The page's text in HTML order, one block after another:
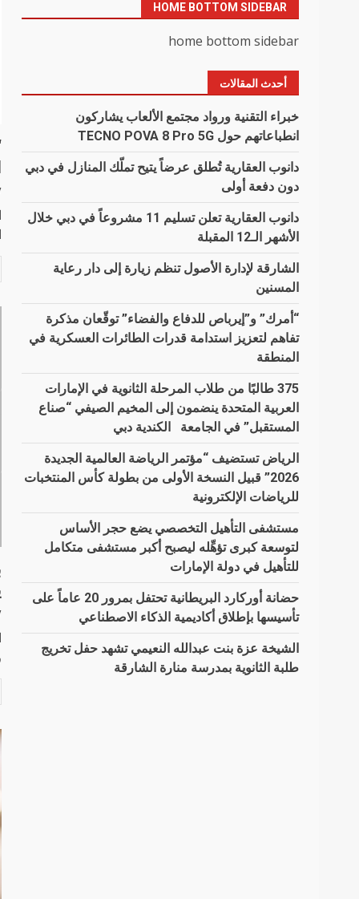
HOME BOTTOM SIDEBAR
home bottom sidebar
أحدث المقالات
خبراء التقنية ورواد مجتمع الألعاب يشاركون
انطباعاتهم حول TECNO POVA 8 Pro 5G
دانوب العقارية تُطلق عرضاً يتيح تملّك المنازل في دبي
دون دفعة أولى
دانوب العقارية تعلن تسليم 11 مشروعاً في دبي خلال
الأشهر الـ12 المقبلة
الشارقة لإدارة الأصول تنظم زيارة إلى دار رعاية
المسنين
“أمرك” و”إيرباص للدفاع والفضاء” توقّعان مذكرة
تفاهم لتعزيز استدامة قدرات الطائرات العسكرية في
المنطقة
375 طالبًا من طلاب المرحلة الثانوية في الإمارات
العربية المتحدة ينضمون إلى المخيم الصيفي “صناع
المستقبل” في الجامعة الكندية دبي
الرياض تستضيف “مؤتمر الرياضة العالمية الجديدة
2026” قبيل النسخة الأولى من بطولة كأس المنتخبات
للرياضات الإلكترونية
مستشفى التأهيل التخصصي يضع حجر الأساس
لتوسعة كبرى تؤهِّله ليصبح أكبر مستشفى متكامل
للتأهيل في دولة الإمارات
حضانة أوركارد البريطانية تحتفل بمرور 20 عاماً على
تأسيسها بإطلاق أكاديمية الذكاء الاصطناعي
الشيخة عزة بنت عبدالله النعيمي تشهد حفل تخريج
طلبة الثانوية بمدرسة منارة الشارقة